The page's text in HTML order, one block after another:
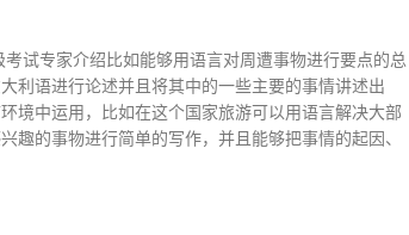
试专家介绍比如能够用语言对周遭事物进行要点的总
利语进行论述并且将其中的一些主要的事情讲述出
境中运用，比如在这个国家旅游可以用语言解决大部
的事物进行简单的写作，并且能够把事情的起因、